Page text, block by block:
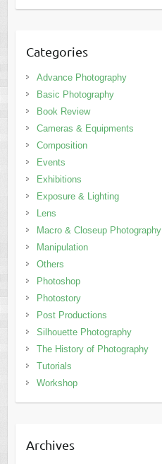
Categories
Advance Photography
Basic Photography
Book Review
Cameras & Equipments
Composition
Events
Exhibitions
Exposure & Lighting
Lens
Macro & Closeup Photography
Manipulation
Others
Photoshop
Photostory
Post Productions
Silhouette Photography
The History of Photography
Tutorials
Workshop
Archives